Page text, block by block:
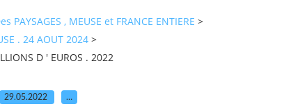
PAYSAGES , MEUSE et FRANCE ENTIERE >
. 24 AOUT 2024 >
D ' EUROS . 2022
29.05.2022 …